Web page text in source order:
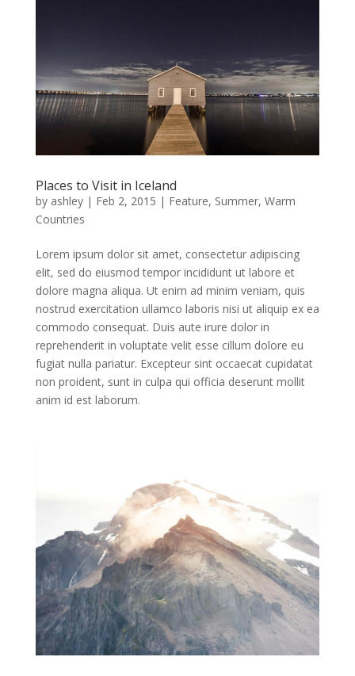
Places to Visit in Iceland
by ashley| Feb 2, 2015 | Feature, Summer, Warm
Countries
Lorem ipsum dolor sit amet, consectetur adipiscing
elit, sed do eiusmod tempor incididunt ut labore et
dolore magna aliqua. Ut enim ad minim veniam, quis
nostrud exercitation ullamco laboris nisi ut aliquip ex ea
commodo consequat. Duis aute irure dolor in
reprehenderit in voluptate velit esse cillum dolore eu
fugiat nulla pariatur. Excepteur sint occaecat cupidatat
non proident, sunt in culpa qui officia deserunt mollit
anim id est laborum.